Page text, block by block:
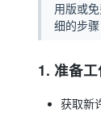
用版或
细的步骤
1. 准备
获取新